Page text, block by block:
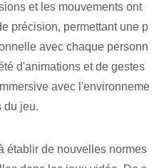
et les mouvements ont
précision, permettant une p
avec chaque personn
d'animations et de gestes
avec l'environneme
du jeu.
établir de nouvelles normes